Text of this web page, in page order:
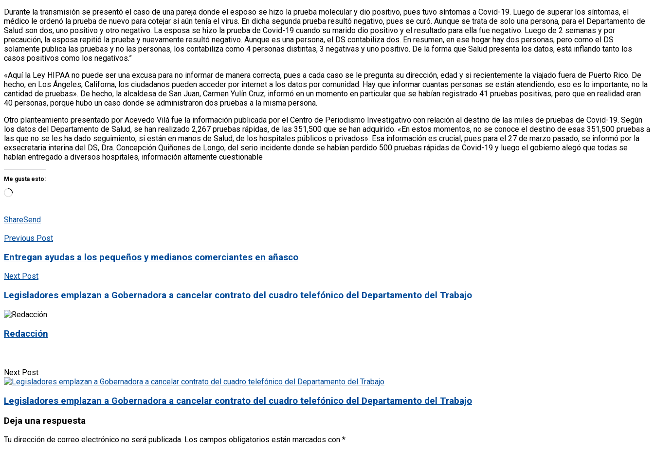
Durante la transmisión se presentó el caso de una pareja donde el esposo se hizo la prueba molecular y dio positivo, pues tuvo síntomas a Covid-19. Luego de superar los síntomas, el
médico le ordenó la prueba de nuevo para cotejar si aún tenía el virus. En dicha segunda prueba resultó negativo, pues se curó. Aunque se trata de solo una persona, para el Departamento de
Salud son dos, uno positivo y otro negativo. La esposa se hizo la prueba de Covid-19 cuando su marido dio positivo y el resultado para ella fue negativo. Luego de 2 semanas y por
precaución, la esposa repitió la prueba y nuevamente resultó negativo. Aunque es una persona, el DS contabiliza dos. En resumen, en ese hogar hay dos personas, pero como el DS
solamente publica las pruebas y no las personas, los contabiliza como 4 personas distintas, 3 negativas y uno positivo. De la forma que Salud presenta los datos, está inflando tanto los
casos positivos como los negativos.”
«Aquí la Ley HIPAA no puede ser una excusa para no informar de manera correcta, pues a cada caso se le pregunta su dirección, edad y si recientemente la viajado fuera de Puerto Rico. De
hecho, en Los Ángeles, Californa, los ciudadanos pueden acceder por internet a los datos por comunidad. Hay que informar cuantas personas se están atendiendo, eso es lo importante, no la
cantidad de pruebas». De hecho, la alcaldesa de San Juan, Carmen Yulín Cruz, informó en un momento en particular que se habían registrado 41 pruebas positivas, pero que en realidad eran
40 personas, porque hubo un caso donde se administraron dos pruebas a la misma persona.
Otro planteamiento presentado por Acevedo Vilá fue la información publicada por el Centro de Periodismo Investigativo con relación al destino de las miles de pruebas de Covid-19. Según
los datos del Departamento de Salud, se han realizado 2,267 pruebas rápidas, de las 351,500 que se han adquirido. «En estos momentos, no se conoce el destino de esas 351,500 pruebas a
las que no se les ha dado seguimiento, si están en manos de Salud, de los hospitales públicos o privados». Esa información es crucial, pues para el 27 de marzo pasado, se informó por la
exsecretaria interina del DS, Dra. Concepción Quiñones de Longo, del serio incidente donde se habían perdido 500 pruebas rápidas de Covid-19 y luego el gobierno alegó que todas se
habían entregado a diversos hospitales, información altamente cuestionable
Me gusta esto:
ShareSend
Previous Post
Entregan ayudas a los pequeños y medianos comerciantes en añasco
Next Post
Legisladores emplazan a Gobernadora a cancelar contrato del cuadro telefónico del Departamento del Trabajo
Redacción
Next Post
Legisladores emplazan a Gobernadora a cancelar contrato del cuadro telefónico del Departamento del Trabajo
Deja una respuesta
Tu dirección de correo electrónico no será publicada. Los campos obligatorios están marcados con *